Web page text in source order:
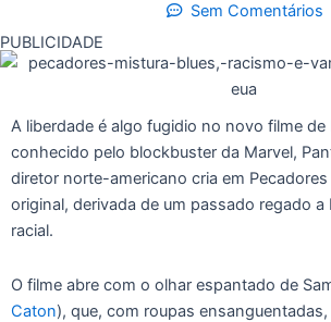
Sem Comentários
PUBLICIDADE
A liberdade é algo fugidio no novo filme de
conhecido pelo blockbuster da Marvel,
diretor norte-americano cria em
original, derivada de um passado regado a
racial.
O filme abre com o olhar espantado de
Caton), que, com roupas